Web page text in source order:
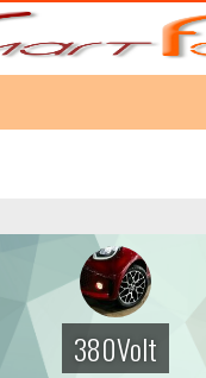
380Volt